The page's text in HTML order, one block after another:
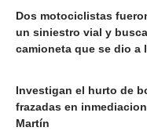
Dos motociclistas
un siniestro vial y
camioneta que se dio a
Investigan el hurto de
frazadas en
Martín